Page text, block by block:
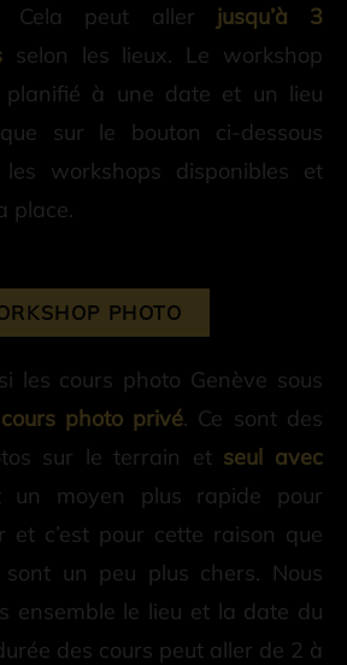
Cela peut aller jusqu’à 3
selon les lieux. Le workshop
planifié à une date et un lieu
sur le bouton ci-dessous
workshops disponibles et
place.
PHOTO
les cours photo Genève sous
cours photo privé. Ce sont des
sur le terrain et seul avec
un moyen plus rapide pour
et c’est pour cette raison que
sont un peu plus chers. Nous
ensemble le lieu et la date du
des cours peut aller de 2 à